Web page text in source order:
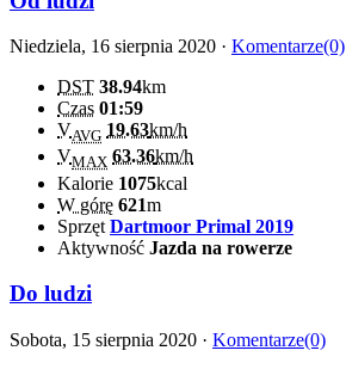
Niedziela, 16 sierpnia 2020 · Komentarze(0)
DST 38.94km
Czas 01:59
VAVG 19.63km/h
VMAX 63.36km/h
Kalorie 1075kcal
W górę 621m
Sprzęt Dartmoor Primal 2019
Aktywność Jazda na rowerze
Do ludzi
Sobota, 15 sierpnia 2020 · Komentarze(0)